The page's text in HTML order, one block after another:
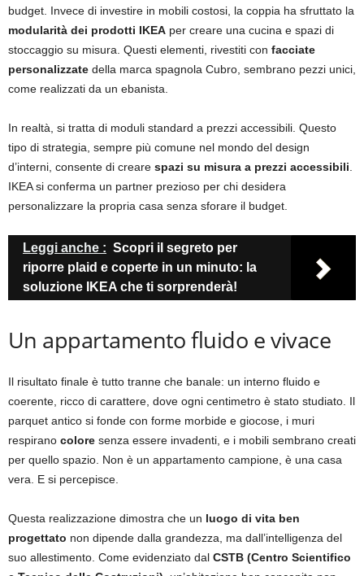
budget. Invece di investire in mobili costosi, la coppia ha sfruttato la
modularità dei prodotti IKEA per creare una cucina e spazi di
stoccaggio su misura. Questi elementi, rivestiti con facciate
personalizzate della marca spagnola Cubro, sembrano pezzi unici,
come realizzati da un ebanista.
In realtà, si tratta di moduli standard a prezzi accessibili. Questo
tipo di strategia, sempre più comune nel mondo del design
d’interni, consente di creare spazi su misura a prezzi accessibili.
IKEA si conferma un partner prezioso per chi desidera
personalizzare la propria casa senza sforare il budget.
Leggi anche : Scopri il segreto per
riporre plaid e coperte in un minuto: la
soluzione IKEA che ti sorprenderà!
Un appartamento fluido e vivace
Il risultato finale è tutto tranne che banale: un interno fluido e
coerente, ricco di carattere, dove ogni centimetro è stato studiato. Il
parquet antico si fonde con forme morbide e giocose, i muri
respirano colore senza essere invadenti, e i mobili sembrano creati
per quello spazio. Non è un appartamento campione, è una casa
vera. E si percepisce.
Questa realizzazione dimostra che un luogo di vita ben
progettato non dipende dalla grandezza, ma dall’intelligenza del
suo allestimento. Come evidenziato dal CSTB (Centro Scientifico